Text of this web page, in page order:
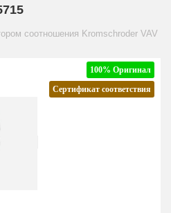
соотношения Kromschroder VAV
100% Оригинал
Сертификат соответствия